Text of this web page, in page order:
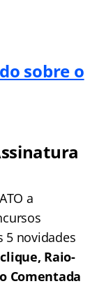
sobre o
a
5 novidades
Raio-
Comentada